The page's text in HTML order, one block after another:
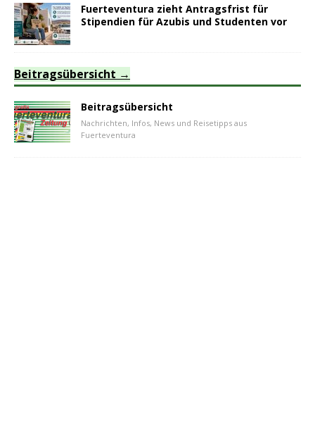
Fuerteventura zieht Antragsfrist für
Stipendien für Azubis und Studenten vor
Beitragsübersicht
Beitragsübersicht
Nachrichten, Infos, News und Reisetipps aus
Fuerteventura